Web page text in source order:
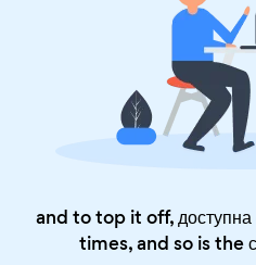
and to top it off, доступна
times, and so is the